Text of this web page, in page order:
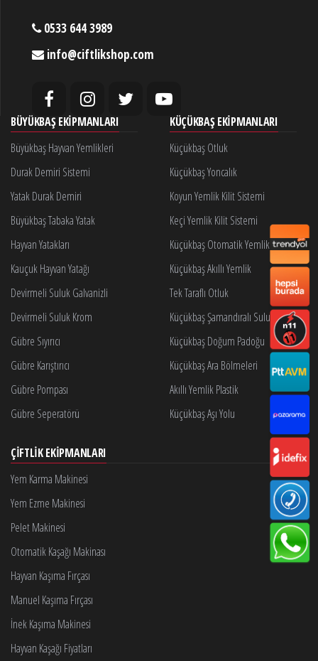
0533 644 3989
info@ciftlikshop.com
BÜYÜKBAŞ EKIPMANLARI
Büyükbaş Hayvan Yemlikleri
Durak Demiri Sistemi
Yatak Durak Demiri
Büyükbaş Tabaka Yatak
Hayvan Yatakları
Kauçuk Hayvan Yatağı
Devirmeli Suluk Galvanizli
Devirmeli Suluk Krom
Gübre Sıyırıcı
Gübre Karıştırıcı
Gübre Pompası
Gübre Seperatörü
KÜÇÜKBAŞ EKIPMANLARI
Küçükbaş Otluk
Küçükbaş Yoncalık
Koyun Yemlik Kilit Sistemi
Keçi Yemlik Kilit Sistemi
Küçükbaş Otomatik Yemlik Kilidi
Küçükbaş Akıllı Yemlik
Tek Taraflı Otluk
Küçükbaş Şamandıralı Suluk
Küçükbaş Doğum Padoğu
Küçükbaş Ara Bölmeleri
Akıllı Yemlik Plastik
Küçükbaş Aşı Yolu
ÇIFTLIK EKIPMANLARI
Yem Karma Makinesi
Yem Ezme Makinesi
Pelet Makinesi
Otomatik Kaşağı Makinası
Hayvan Kaşıma Fırçası
Manuel Kaşıma Fırçası
İnek Kaşıma Makinesi
Hayvan Kaşağı Fiyatları